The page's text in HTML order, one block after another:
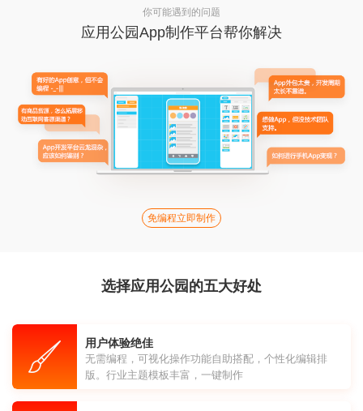
你可能遇到的问题
应用公园App制作平台帮你解决
免编程立即制作
选择应用公园的五大好处
用户体验绝佳
无需编程，可视化操作功能自助搭配，个性化编辑排
版。行业主题模板丰富，一键制作